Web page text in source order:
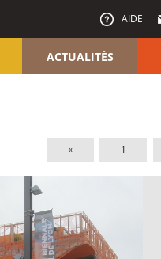
AIDE
ACTUALITÉS
« 1